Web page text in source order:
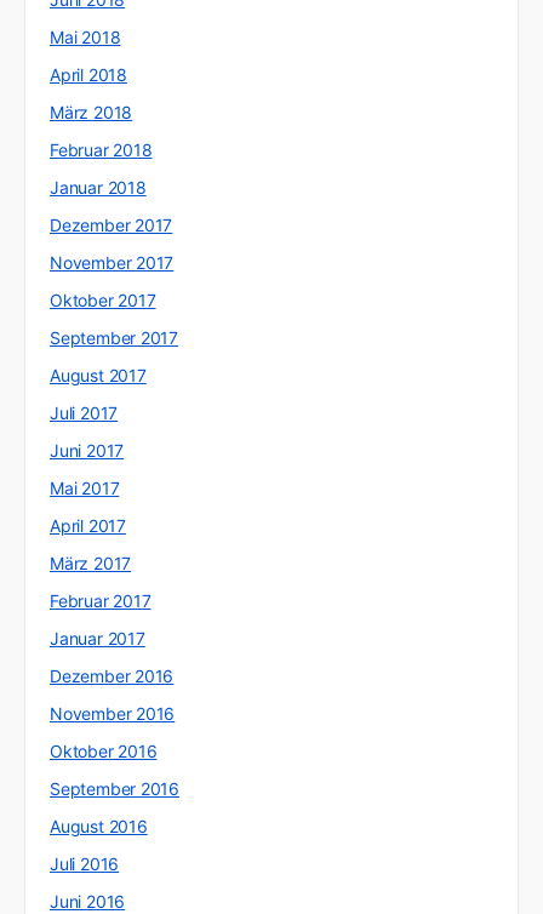
Mai 2018
April 2018
März 2018
Februar 2018
Januar 2018
Dezember 2017
November 2017
Oktober 2017
September 2017
August 2017
Juli 2017
Juni 2017
Mai 2017
April 2017
März 2017
Februar 2017
Januar 2017
Dezember 2016
November 2016
Oktober 2016
September 2016
August 2016
Juli 2016
Juni 2016